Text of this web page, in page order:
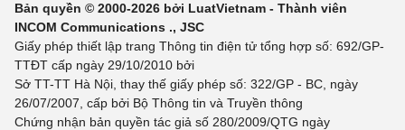
Bản quyền © 2000-2026 bởi LuatVietnam - Thành viên
INCOM Communications ., JSC
Giấy phép thiết lập trang Thông tin điện tử tổng hợp số: 692/GP-
TTĐT cấp ngày 29/10/2010 bởi
Sở TT-TT Hà Nội, thay thế giấy phép số: 322/GP - BC, ngày
26/07/2007, cấp bởi Bộ Thông tin và Truyền thông
Chứng nhận bản quyền tác giả số 280/2009/QTG ngày